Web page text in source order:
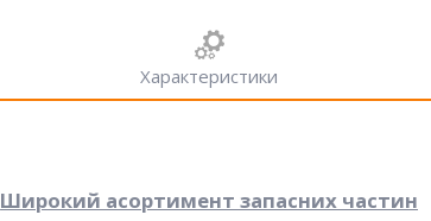
Характеристики
Широкий асортимент запасних частин